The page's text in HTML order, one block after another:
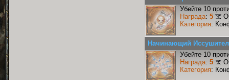
Убейте 10
Награда: 5
Категория:
Начинающий
Убейте 10
Награда: 5
Категория: